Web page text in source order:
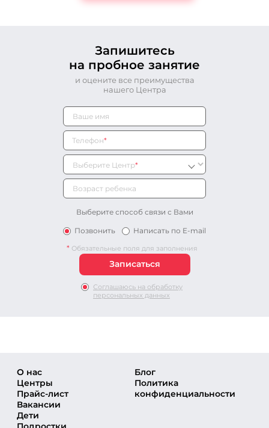
Запишитесь
на пробное занятие
и оцените все преимущества
нашего Центра
Телефон*
Выберите Центр*
Выберите способ связи с Вами
Позвонить
Написать по E-mail
* Обязательные поля для заполнения
Соглашаюсь на обработку
персональных данных
О нас
Центры
Прайс-лист
Вакансии
Дети
Блог
Политика
конфиденциальности